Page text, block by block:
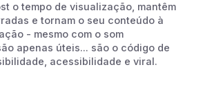
o tempo de visualização, mantêm
e tornam o seu conteúdo à
- mesmo com o som
apenas úteis... são o código de
acessibilidade e viral.